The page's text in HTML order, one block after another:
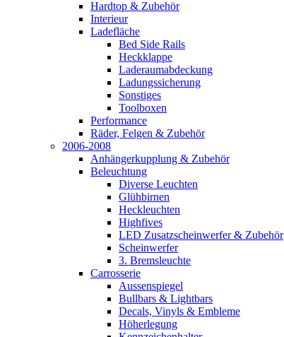
Hardtop & Zubehör
Interieur
Ladefläche
Bed Side Rails
Heckklappe
Laderaumabdeckung
Ladungssicherung
Sonstiges
Toolboxen
Performance
Räder, Felgen & Zubehör
2006-2008
Anhängerkupplung & Zubehör
Beleuchtung
Diverse Leuchten
Glühbirnen
Heckleuchten
Highfives
LED Zusatzscheinwerfer & Zubehör
Scheinwerfer
3. Bremsleuchte
Carrosserie
Aussenspiegel
Bullbars & Lightbars
Decals, Vinyls & Embleme
Höherlegung